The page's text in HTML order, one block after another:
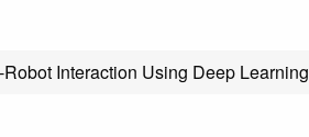
Interaction Using Deep Learning